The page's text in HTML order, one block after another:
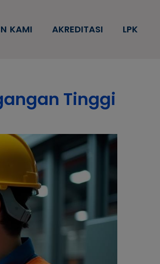
KAMI AKREDITASI
LPK
Tinggi